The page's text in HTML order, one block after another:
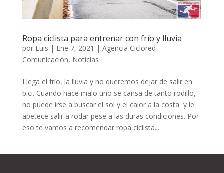
Ropa ciclista para entrenar con frío y lluvia
por Luis | Ene 7, 2021 | Agencia Ciclored
Comunicación, Noticias
Llega el frío, la lluvia y no queremos dejar de salir en
bici. Cuando hace malo uno se cansa de tanto rodillo,
no puede irse a buscar el sol y el calor a la costa y le
apetece salir a rodar pese a las duras condiciones. Por
eso te vamos a recomendar ropa ciclista...